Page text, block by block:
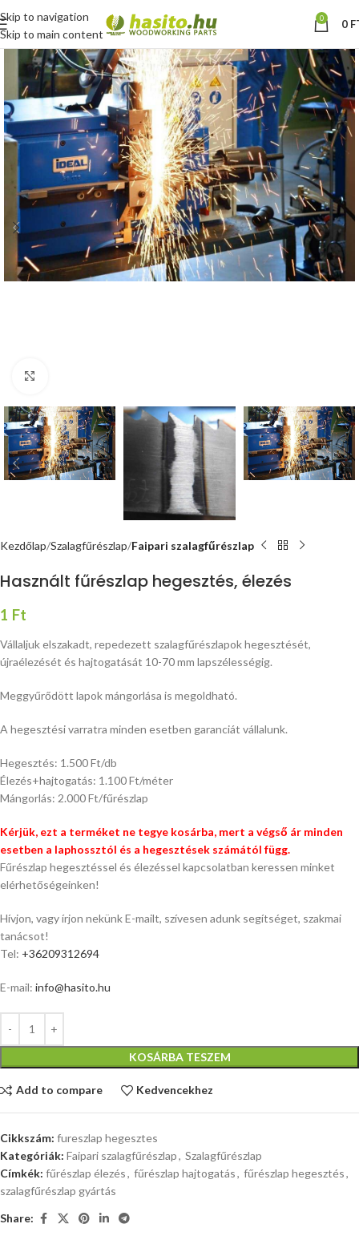
Skip to navigation
Skip to main content
0 0
Kezdőlap Szalagfűrészlap Faipari szalagfűrészlap
Használt fűrészlap hegesztés, élezés
1 Ft
Vállaljuk elszakadt, repedezett szalagfűrészlapok hegesztését,
újraélezését és hajtogatását 10-70 mm lapszélességig.
Meggyűrődött lapok mángorlása is megoldható.
A hegesztési varratra minden esetben garanciát vállalunk.
Hegesztés: 1.500 Ft/db
Élezés+hajtogatás: 1.100 Ft/méter
Mángorlás: 2.000 Ft/fűrészlap
Kérjük, ezt a terméket ne tegye kosárba, mert a végső ár minden
esetben a laphossztól és a hegesztések számától függ.
Fűrészlap hegesztéssel és élezéssel kapcsolatban keressen minket
elérhetőségeinken!
Hívjon, vagy írjon nekünk E-mailt, szívesen adunk segítséget, szakmai
tanácsot!
Tel: +36209312694
E-mail: info@hasito.hu
KOSÁRBA TESZEM
Add to compare Kedvencekhez
Cikkszám: fureszlap hegesztes
Kategóriák: Faipari szalagfűrészlap, Szalagfűrészlap
Címkék: fűrészlap élezés, fűrészlap hajtogatás, fűrészlap hegesztés,
szalagfűrészlap gyártás
Share: